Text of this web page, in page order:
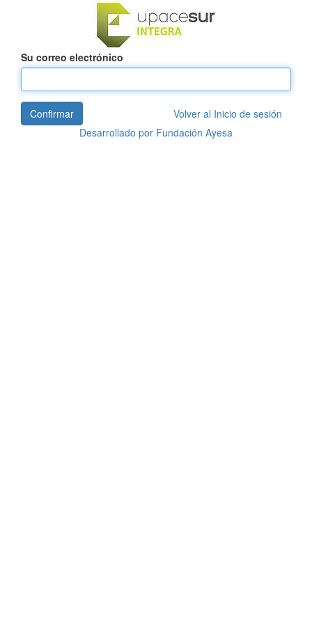
Su correo electrónico
Volver al Inicio de sesión
Confirmar
Desarrollado por Fundación Ayesa